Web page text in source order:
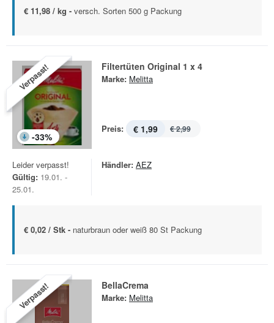
€ 11,98 / kg - versch. Sorten 500 g Packung
Verpasst!
-33%
Filtertüten Original 1 x 4
Marke: Melitta
Preis: € 1,99 € 2,99
Leider verpasst!
Gültig: 19.01. -
25.01.
Händler: AEZ
€ 0,02 / Stk - naturbraun oder weiß 80 St Packung
Verpasst! BellaCrema
Marke: Melitta